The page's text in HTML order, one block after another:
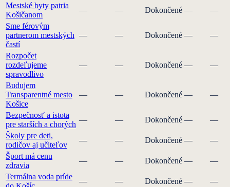
Mestské byty patria
Košičanom
— — Dokončené —
—
Sme férovým
partnerom mestských
častí
— — Dokončené — —
Rozpočet
rozdeľujeme
spravodlivo
— — Dokončené — —
Budujem
Transparentné mesto
Košice
— — Dokončené — —
Bezpečnosť a istota
pre starších a chorých
— — Dokončené —
—
Školy pre deti,
rodičov aj učiteľov
— — Dokončené —
—
Šport má cenu
zdravia
— — Dokončené —
—
Termálna voda príde
— — Dokončené —
—